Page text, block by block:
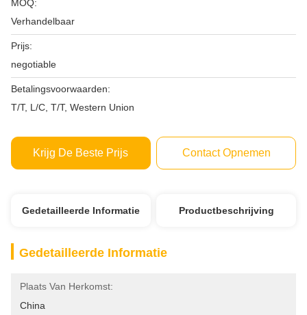
MOQ:
Verhandelbaar
Prijs:
negotiable
Betalingsvoorwaarden:
T/T, L/C, T/T, Western Union
Krijg De Beste Prijs Contact Opnemen
Gedetailleerde Informatie Productbeschrijving
Gedetailleerde Informatie
Plaats Van Herkomst:
China